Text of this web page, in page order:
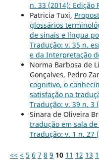
n. 33 (2014): Edição
Patricia Tuxi,
glossários
de sinais e língua
Tradução: v. 35 n.
e da Interpretação
Norma Barbosa de
Gonçalves, Pedro
cognitivo, o
satisfação na
Tradução: v. 39 n. 3
Sinara de Oliveira
tradução em sala de
Tradução: v. 1 n. 27
<< < 5 6 7 8 9 10 11 12 13